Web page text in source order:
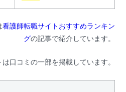
看護師転職サイトおすすめランキン
グの記事で紹介しています。
口コミの一部を掲載しています。